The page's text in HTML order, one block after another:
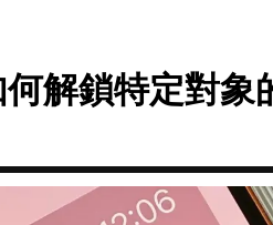
解鎖特定對象